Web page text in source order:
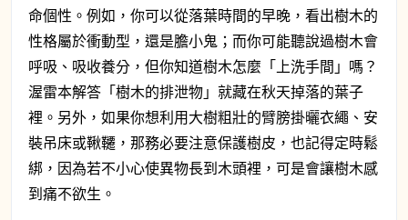
命個性。例如，你可以從落葉時間的早晚，看出樹木的
性格屬於衝動型，還是膽小鬼；而你可能聽說過樹木會
呼吸、吸收養分，但你知道樹木怎麼「上洗手間」嗎？
渥雷本解答「樹木的排泄物」就藏在秋天掉落的葉子
裡。另外，如果你想利用大樹粗壯的臂膀掛曬衣繩、安
裝吊床或鞦韆，那務必要注意保護樹皮，也記得定時鬆
綁，因為若不小心使異物長到木頭裡，可是會讓樹木感
到痛不欲生。